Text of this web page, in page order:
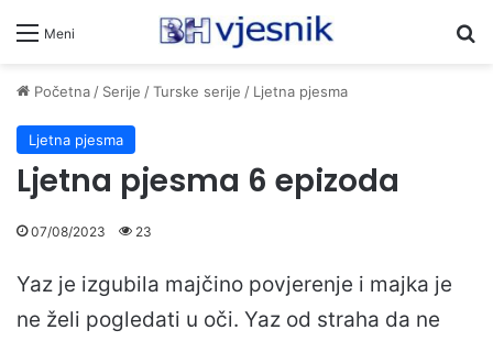
Meni
Početna/ Serije /Turske serije / Ljetna pjesma
Ljetna pjesma
Ljetna pjesma 6 epizoda
07/08/2023 23
Yaz je izgubila majčino povjerenje i majka je
ne želi pogledati u oči. Yaz od straha da ne